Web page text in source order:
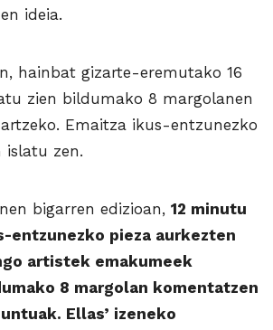
ideia.
hainbat gizarte-eremutako 16
zien bildumako 8 margolanen
Emaitza ikus-entzunezko
islatu zen.
bigarren edizioan, 12 minutu
entzunezko pieza aurkezten
artistek emakumeek
8 margolan komentatzen
Ellas’ izeneko